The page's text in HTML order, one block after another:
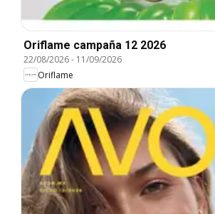
Oriflame campaña 12 2026
22/08/2026- 11/09/2026
Oriflame